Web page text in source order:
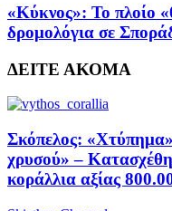
«Κύκνος»: Το πλοίο
δρομολόγια σε
ΔΕΙΤΕ ΑΚΟΜΑ
Σκόπελος:
χρυσού» –
κοράλλια αξίας